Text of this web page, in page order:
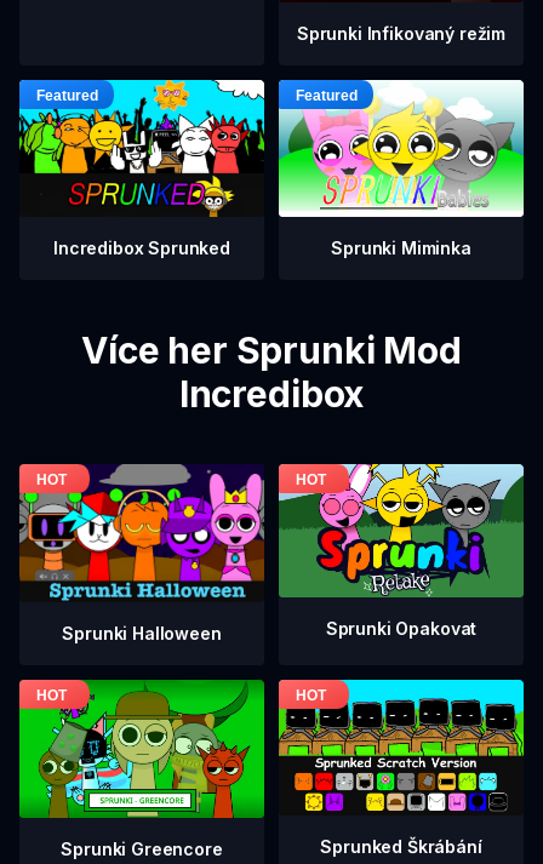
Sprunki Infikovaný režim
Incredibox Sprunked Sprunki Miminka
Více her Sprunki Mod
Incredibox
Sprunki Halloween Sprunki Opakovat
Sprunki Greencore Sprunked Škrábání